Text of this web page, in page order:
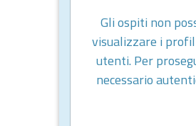
Gli ospiti non
visualizzare i
utenti. Per
necessario